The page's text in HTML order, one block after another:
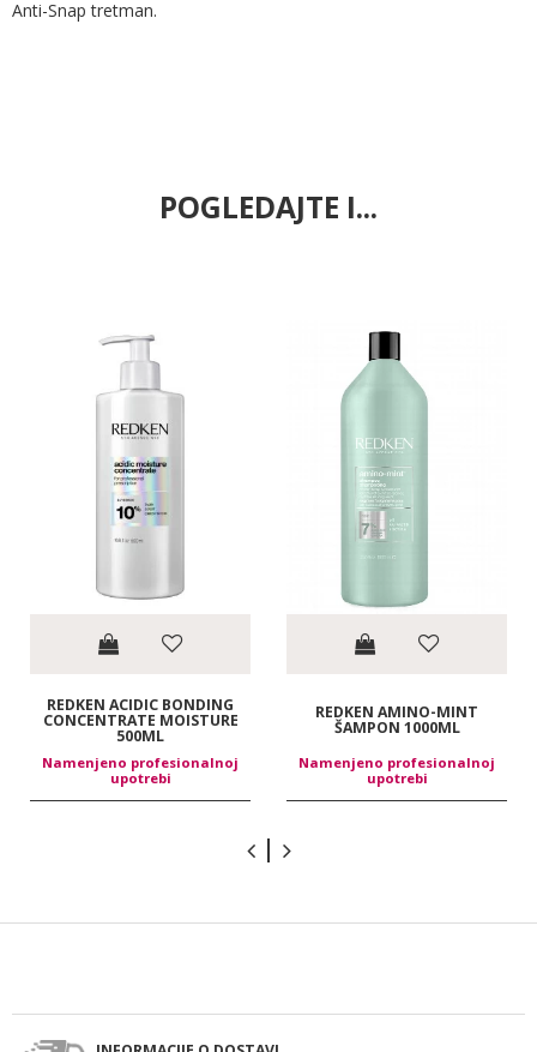
Anti-Snap tretman.
POGLEDAJTE I...
REDKEN ACIDIC BONDING
CONCENTRATE MOISTURE
500ML
Namenjeno profesionalnoj
upotrebi
REDKEN AMINO-MINT
ŠAMPON 1000ML
Namenjeno profesionalnoj
upotrebi